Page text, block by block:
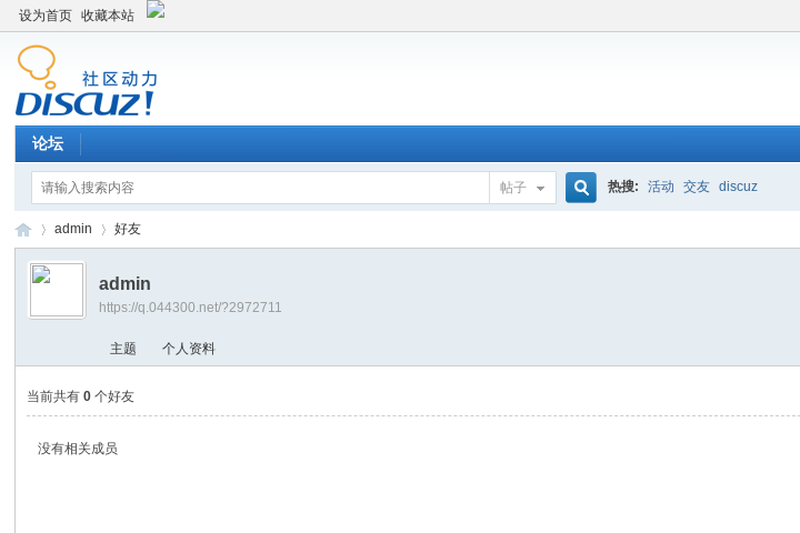
设为首页 收藏本站
论坛
帖子 热搜: 活动 交友 discuz
›
admin 好友
admin
https://q.044300.net/?2972711
主题 个人资料
当前共有0 个好友
没有相关成员